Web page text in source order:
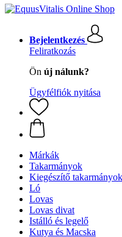
Bejelentkezés
Feliratkozás
Ön új nálunk?
Ügyfélfiók nyitása
Márkák
Takarmányok
Kiegészítő takarmányok
Ló
Lovas
Lovas divat
Istálló és legelő
Kutya és Macska